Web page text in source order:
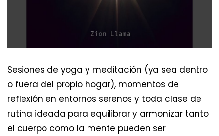
Sesiones de yoga y meditación (ya sea dentro
o fuera del propio hogar), momentos de
reflexión en entornos serenos y toda clase de
rutina ideada para equilibrar y armonizar tanto
el cuerpo como la mente pueden ser